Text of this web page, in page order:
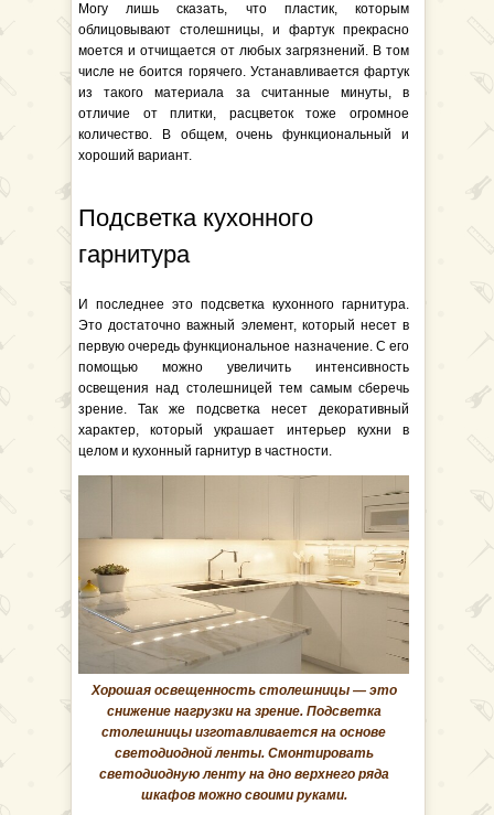
Могу лишь сказать, что пластик, которым
облицовывают столешницы, и фартук прекрасно
моется и отчищается от любых загрязнений. В том
числе не боится горячего. Устанавливается фартук
из такого материала за считанные минуты, в
отличие от плитки, расцветок тоже огромное
количество. В общем, очень функциональный и
хороший вариант.
Подсветка кухонного
гарнитура
И последнее это подсветка кухонного гарнитура.
Это достаточно важный элемент, который несет в
первую очередь функциональное назначение. С его
помощью можно увеличить интенсивность
освещения над столешницей тем самым сберечь
зрение. Так же подсветка несет декоративный
характер, который украшает интерьер кухни в
целом и кухонный гарнитур в частности.
Хорошая освещенность столешницы — это
снижение нагрузки на зрение. Подсветка
столешницы изготавливается на основе
светодиодной ленты. Смонтировать
светодиодную ленту на дно верхнего ряда
шкафов можно своими руками.